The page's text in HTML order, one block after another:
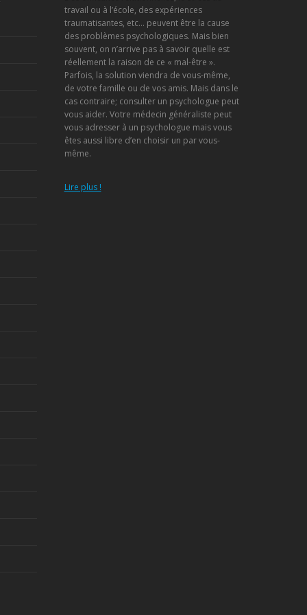
travail ou à l’école, des expériences
traumatisantes, etc… peuvent être la cause
des problèmes psychologiques. Mais bien
souvent, on n’arrive pas à savoir quelle est
réellement la raison de ce « mal-être ».
Parfois, la solution viendra de vous-même,
de votre famille ou de vos amis. Mais dans le
cas contraire; consulter un psychologue peut
vous aider. Votre médecin généraliste peut
vous adresser à un psychologue mais vous
êtes aussi libre d’en choisir un par vous-
même.
Lire plus !